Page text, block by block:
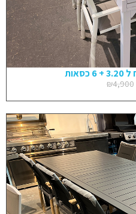
₪4,900